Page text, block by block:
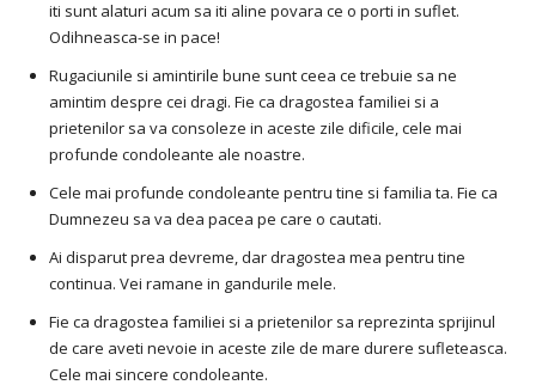
iti sunt alaturi acum sa iti aline povara ce o porti in suflet.
Odihneasca-se in pace!
Rugaciunile si amintirile bune sunt ceea ce trebuie sa ne
amintim despre cei dragi. Fie ca dragostea familiei si a
prietenilor sa va consoleze in aceste zile dificile, cele mai
profunde condoleante ale noastre.
Cele mai profunde condoleante pentru tine si familia ta. Fie ca
Dumnezeu sa va dea pacea pe care o cautati.
Ai disparut prea devreme, dar dragostea mea pentru tine
continua. Vei ramane in gandurile mele.
Fie ca dragostea familiei si a prietenilor sa reprezinta sprijinul
de care aveti nevoie in aceste zile de mare durere sufleteasca.
Cele mai sincere condoleante.